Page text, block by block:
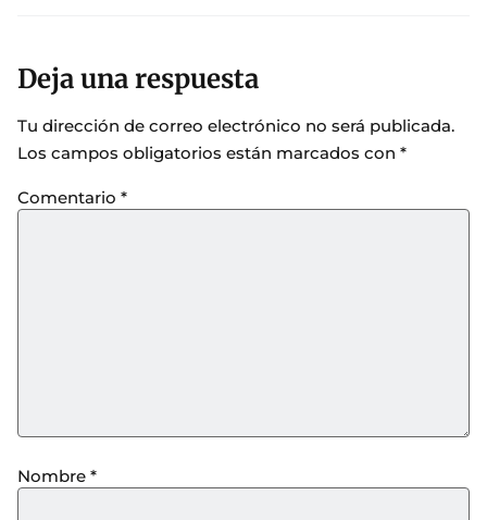
Deja una respuesta
Tu dirección de correo electrónico no será publicada.
Los campos obligatorios están marcados con *
Comentario *
Nombre *